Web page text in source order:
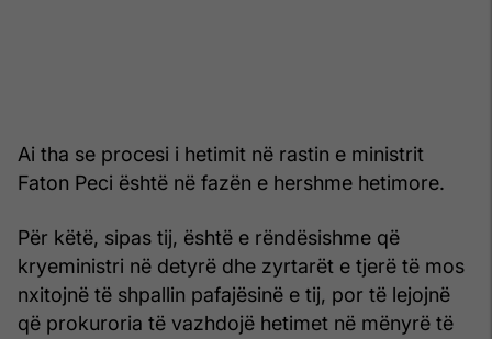
Ai tha se procesi i hetimit në rastin e ministrit
Faton Peci është në fazën e hershme hetimore.
Për këtë, sipas tij, është e rëndësishme që
kryeministri në detyrë dhe zyrtarët e tjerë të mos
nxitojnë të shpallin pafajësinë e tij, por të lejojnë
që prokuroria të vazhdojë hetimet në mënyrë të